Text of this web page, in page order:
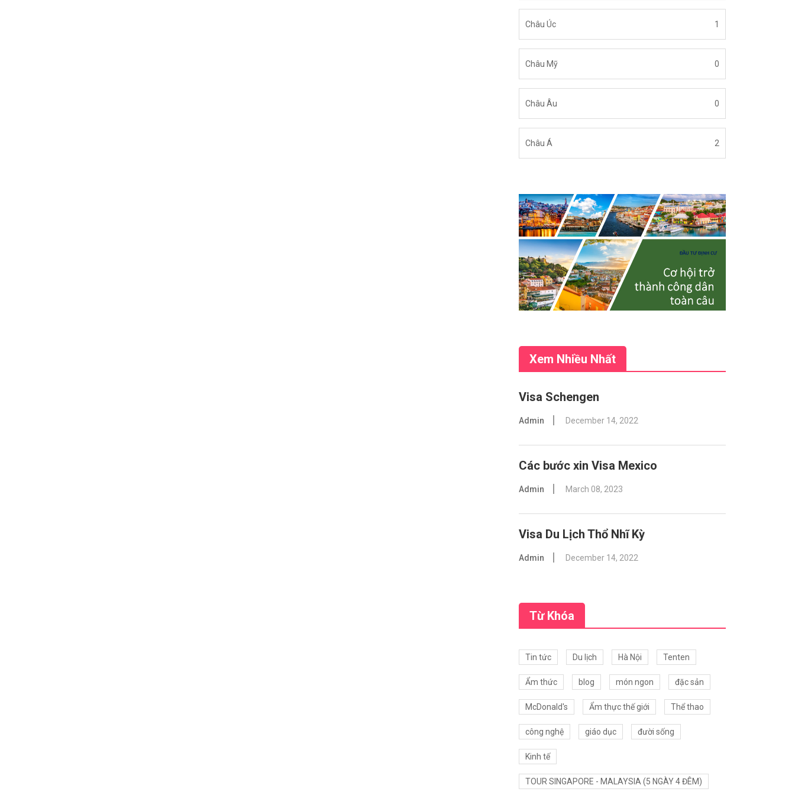
Châu Úc 1
Châu Mỹ 0
Châu Âu 0
Châu Á 2
Xem Nhiều Nhất
Visa Schengen
Admin December 14, 2022
Các bước xin Visa Mexico
Admin March 08, 2023
Visa Du Lịch Thổ Nhĩ Kỳ
Admin December 14, 2022
Từ Khóa
Tin tức Du lịch Hà Nội Tenten
Ẩm thức blog món ngon đặc sản
McDonald's Ẩm thực thế giới Thể thao
công nghệ giáo dục đười sống
Kinh tế
TOUR SINGAPORE - MALAYSIA (5 NGÀY 4 ĐÊM)